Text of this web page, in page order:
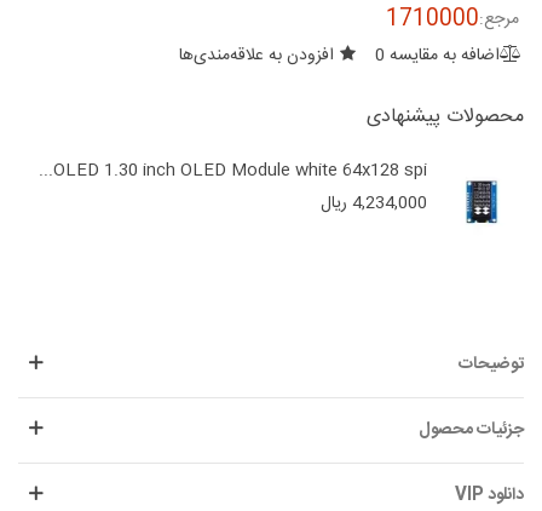
مرجع:1710000
اضافه به مقایسه 0 افزودن به علاقه‌مندی‌ها
محصولات پیشنهادی
OLED 1.30 inch OLED Module white 64x128 spi...
4,234,000 ریال
توضیحات
جزئیات محصول
دانلود VIP